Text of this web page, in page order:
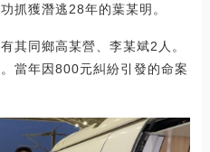
抓獲潛逃28年的葉某明。
其同鄉高某營、李某斌2人。
當年因800元糾紛引發的命案